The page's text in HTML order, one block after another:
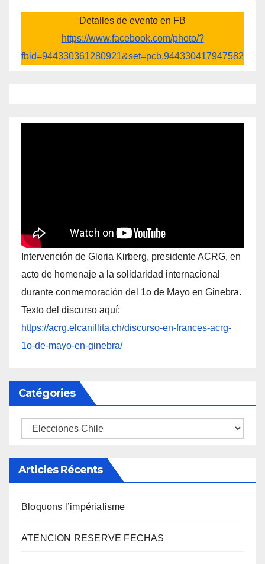
Detalles de evento en FB
https://www.facebook.com/photo/?
fbid=944330361280921&set=pcb.944330417947582
Intervención de Gloria Kirberg, presidente ACRG, en
acto de homenaje a la solidaridad internacional
durante conmemoración del 1o de Mayo en Ginebra.
Texto del discurso aquí:
https://acrg.elcanillita.ch/discurso-en-frances-acrg-
1o-de-mayo-en-ginebra/
Catégories
Catégories
Articles Récents
Bloquons l’impérialisme
ATENCION RESERVE FECHAS